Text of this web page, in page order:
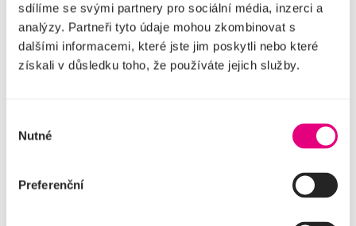
sdílíme se svými partnery pro sociální média, inzerci a
analýzy. Partneři tyto údaje mohou zkombinovat s
dalšími informacemi, které jste jim poskytli nebo které
získali v důsledku toho, že používáte jejich služby.
souhlasu
Nutné
Preferenční
Facebook
YouTube
Instagram
TikTok
Dárkové poukazy
Repertoár